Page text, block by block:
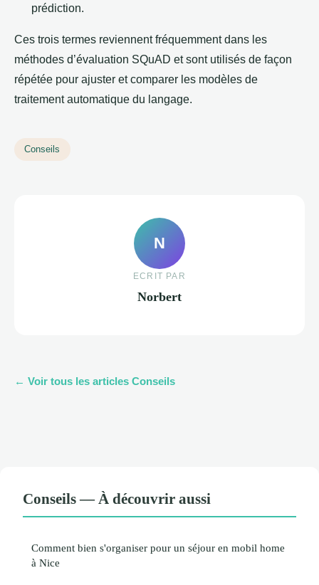
prédiction.
Ces trois termes reviennent fréquemment dans les
méthodes d’évaluation SQuAD et sont utilisés de façon
répétée pour ajuster et comparer les modèles de
traitement automatique du langage.
Conseils
N
ECRIT PAR
Norbert
← Voir tous les articles Conseils
Conseils — À découvrir aussi
Comment bien s'organiser pour un séjour en mobil home
à Nice